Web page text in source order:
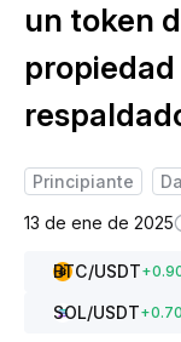
un token
Principiante
13 de ene de 2025
BTC/USDT+
SOL/USDT+0.70